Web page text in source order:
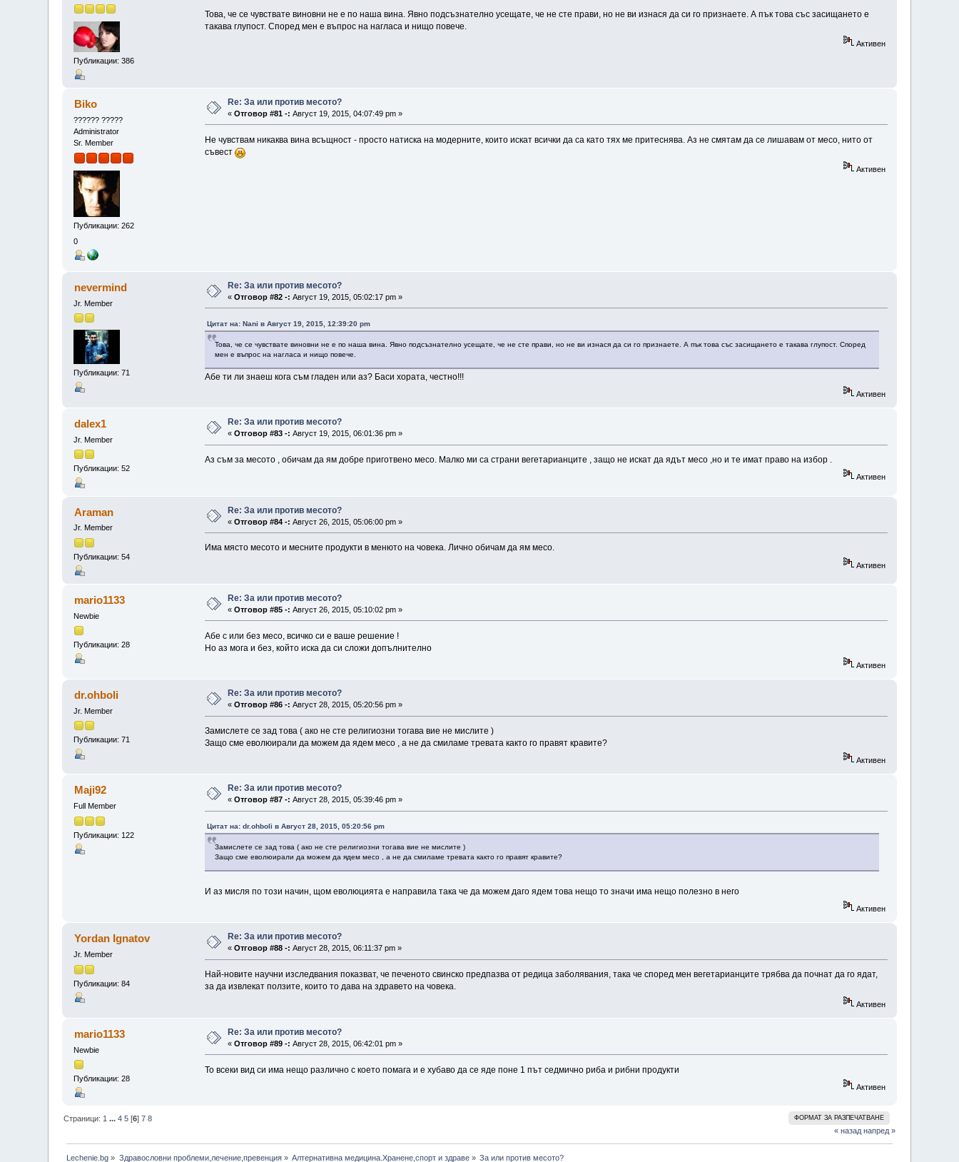
Публикации: 386
Това, че се чувствате виновни не е по наша вина. Явно подсъзнателно усещате, че не сте прави, но не ви изнася да си го признаете. А пък това със засищането е
такава глупост. Според мен е въпрос на нагласа и нищо повече.
Активен
Biko
?????? ?????
Administrator
Sr. Member
Публикации: 262
0
Re: За или против месото?
«Отговор #81 -: Август 19, 2015, 04:07:49 pm »
Не чувствам никаква вина всъщност - просто натиска на модерните, които искат всички да са като тях ме притеснява. Аз не смятам да се лишавам от месо, нито от
съвест
Активен
nevermind
Jr. Member
Публикации: 71
Re: За или против месото?
«Отговор #82 -: Август 19, 2015, 05:02:17 pm »
Цитат на: Nani в Август 19, 2015, 12:39:20 pm
Това, че се чувствате виновни не е по наша вина. Явно подсъзнателно усещате, че не сте прави, но не ви изнася да си го признаете. А пък това със засищането е такава глупост. Според
мен е въпрос на нагласа и нищо повече.
Абе ти ли знаеш кога съм гладен или аз? Баси хората, честно!!!
Активен
dalex1
Jr. Member
Публикации: 52
Re: За или против месото?
«Отговор #83 -: Август 19, 2015, 06:01:36 pm »
Аз съм за месото , обичам да ям добре приготвено месо. Малко ми са страни вегетарианците , защо не искат да ядът месо ,но и те имат право на избор .
Активен
Araman
Jr. Member
Публикации: 54
Re: За или против месото?
«Отговор #84 -: Август 26, 2015, 05:06:00 pm »
Има място месото и месните продукти в менюто на човека. Лично обичам да ям месо.
Активен
mario1133
Newbie
Публикации: 28
Re: За или против месото?
«Отговор #85 -: Август 26, 2015, 05:10:02 pm »
Абе с или без месо, всичко си е ваше решение !
Но аз мога и без, който иска да си сложи допълнително
Активен
dr.ohboli
Jr. Member
Публикации: 71
Re: За или против месото?
«Отговор #86 -: Август 28, 2015, 05:20:56 pm »
Замислете се зад това ( ако не сте религиозни тогава вие не мислите )
Защо сме еволюирали да можем да ядем месо , а не да смиламе тревата както го правят кравите?
Активен
Maji92
Full Member
Публикации: 122
Re: За или против месото?
«Отговор #87 -: Август 28, 2015, 05:39:46 pm »
Цитат на: dr.ohboli в Август 28, 2015, 05:20:56 pm
Замислете се зад това ( ако не сте религиозни тогава вие не мислите )
Защо сме еволюирали да можем да ядем месо , а не да смиламе тревата както го правят кравите?
И аз мисля по този начин, щом еволюцията е направила така че да можем даго ядем това нещо то значи има нещо полезно в него
Активен
Yordan Ignatov
Jr. Member
Публикации: 84
Re: За или против месото?
«Отговор #88 -: Август 28, 2015, 06:11:37 pm »
Най-новите научни изследвания показват, че печеното свинско предпазва от редица заболявания, така че според мен вегетарианците трябва да почнат да го ядат,
за да извлекат ползите, които то дава на здравето на човека.
Активен
mario1133
Newbie
Публикации: 28
Re: За или против месото?
«Отговор #89 -: Август 28, 2015, 06:42:01 pm »
То всеки вид си има нещо различно с което помага и е хубаво да се яде поне 1 път седмично риба и рибни продукти
Активен
ФОРМАТ ЗА РАЗПЕЧАТВАНЕ
Страници: 1 ...4 5 [6]7 8
« назад напред »
Lechenie.bg » Здравословни проблеми,лечение,превенция» Алтернативна медицина.Хранене,спорт и здраве » За или против месото?